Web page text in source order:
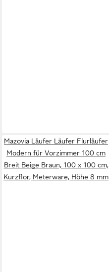
Mazovia Läufer Läufer Flurläufer
Modern für Vorzimmer 100 cm
Breit Beige Braun, 100 x 100 cm,
Kurzflor, Meterware, Höhe 8 mm